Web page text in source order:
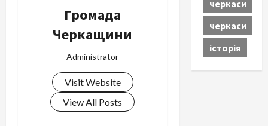
Громада
Черкащини
Administrator
Visit Website
View All Posts
черкаси
черкаси
історія